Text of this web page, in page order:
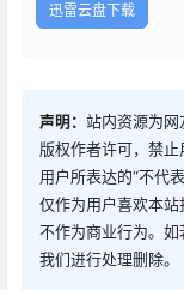
迅雷云盘下载
声明： 站内资源为
版权作者许可，禁止
用户所表达的“不代
仅作为用户喜欢本
不作为商业行为。
我们进行处理删除。